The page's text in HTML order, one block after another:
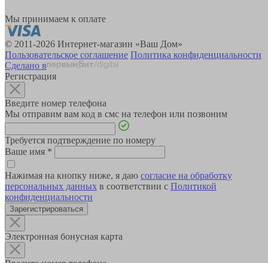
Мы принимаем к оплате
© 2011-2026 Интернет-магазин «Ваш Дом»
Пользовательское соглашение Политика конфиденциальности
Сделано в
Регистрация
Введите номер телефона
Мы отправим вам код в смс на телефон или позвоним
Требуется подтверждение по номеру
Ваше имя *
Нажимая на кнопку ниже, я даю согласие на обработку
персональных данных в соответствии с Политикой
конфиденциальности
Зарегистрироваться
Электронная бонусная карта